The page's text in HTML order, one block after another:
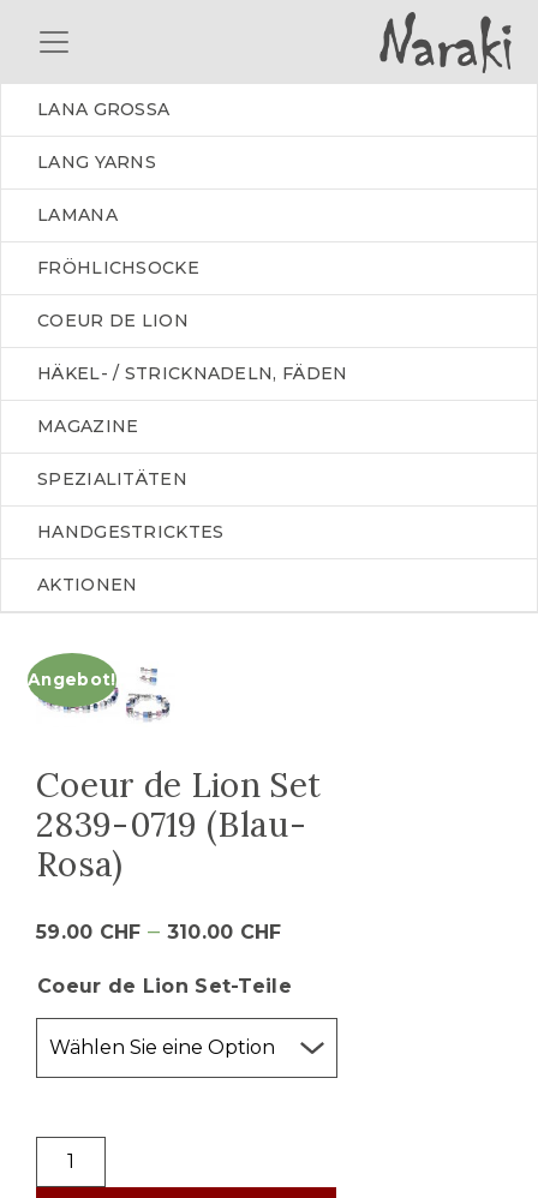
LANA GROSSA
LANG YARNS
LAMANA
FRÖHLICHSOCKE
COEUR DE LION
HÄKEL- / STRICKNADELN, FÄDEN
MAGAZINE
SPEZIALITÄTEN
HANDGESTRICKTES
AKTIONEN
Angebot!
Coeur de Lion Set
2839-0719 (Blau-
Rosa)
59.00 CHF – 310.00 CHF
Coeur de Lion Set-Teile
Coeur
de